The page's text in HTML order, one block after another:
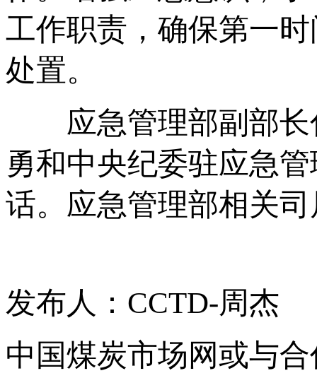
工作职责，确保第一
处置。
应急管理部副部长
勇和中央纪委驻应急
话。应急管理部相关
发布人：CCTD-周杰
中国煤炭市场网或与